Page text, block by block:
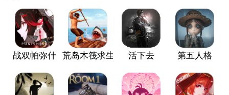
战双帕弥什 荒岛木筏求生 活下去 第五人格